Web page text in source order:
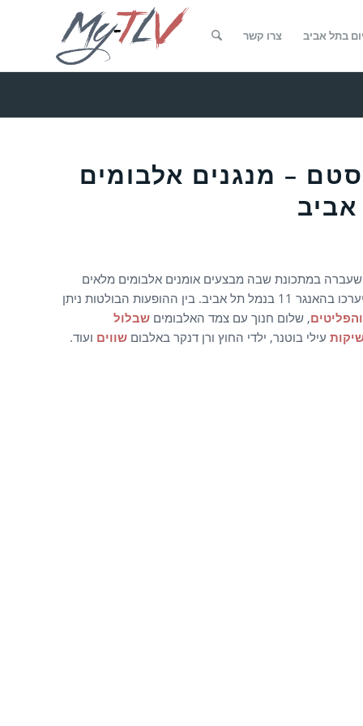
בתל אביב צרו קשר
– מנגנים אלבומים
במתכונת שבה מבצעים אומנים אלבומים מלאים
בהופעה חיה, הפסטיבל חוזר גם השנה. בדומה לשנה שעברה, ההופעות ייערכו בהאנגר 11 בנמל תל אביב. בין ההופעות הבולטות ניתן
, שלום חנוך עם צמד האלבומים שבלול
עילי בוטנר, ילדי החוץ ורן דנקר באלבום שווים ועוד.